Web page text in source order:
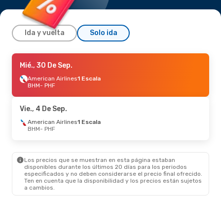
Ida y vuelta Solo ida
Jue., 27 De Ago.
American Airlines1 Escala
BHM- PHF
PHF- BHM
Mié., 30 De Sep.
American Airlines1 Escala
BHM- PHF
Vie., 4 De Sep.
American Airlines1 Escala
BHM- PHF
Los precios que se muestran en esta página estaban
disponibles durante los últimos 20 días para los periodos
especificados y no deben considerarse el precio final ofrecido.
Ten en cuenta que la disponibilidad y los precios están sujetos
a cambios.